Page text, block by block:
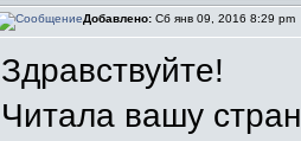
Добавлено: Сб янв 09, 2016 8:29 pm
Здравствуйте!
Читала вашу